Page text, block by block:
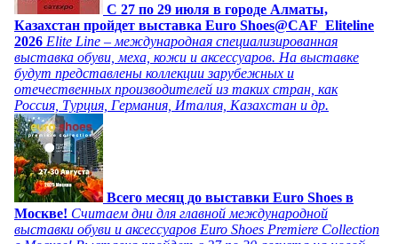
C 27 по 29 июля в городе Алматы,
Казахстан пройдет выставка Euro Shoes@CAF_Eliteline
2026 Elite Line – международная специализированная
выставка обуви, меха, кожи и аксессуаров. На выставке
будут представлены коллекции зарубежных и
отечественных производителей из таких стран, как
Россия, Турция, Германия, Италия, Казахстан и др.
Всего месяц до выставки Euro Shoes в
Москве! Считаем дни для главной международной
выставки обуви и аксессуаров Euro Shoes Premiere Collection